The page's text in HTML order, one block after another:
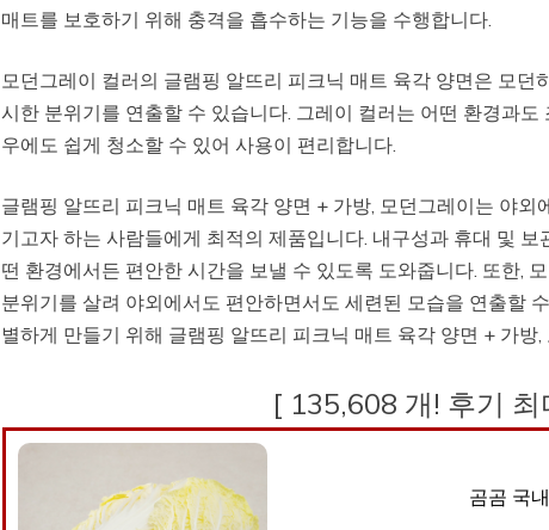
매트를 보호하기 위해 충격을 흡수하는 기능을 수행합니다.
모던그레이 컬러의 글램핑 알뜨리 피크닉 매트 육각 양면은 모던
시한 분위기를 연출할 수 있습니다. 그레이 컬러는 어떤 환경과
우에도 쉽게 청소할 수 있어 사용이 편리합니다.
글램핑 알뜨리 피크닉 매트 육각 양면 + 가방, 모던그레이는 야
기고자 하는 사람들에게 최적의 제품입니다. 내구성과 휴대 및
떤 환경에서든 편안한 시간을 보낼 수 있도록 도와줍니다. 또한,
분위기를 살려 야외에서도 편안하면서도 세련된 모습을 연출할
별하게 만들기 위해 글램핑 알뜨리 피크닉 매트 육각 양면 + 가방,
[ 135,608 개! 후기 최
곰곰 국